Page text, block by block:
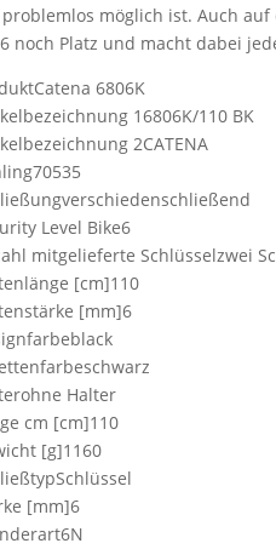
möglich ist. Auch
noch Platz und macht dabei
6806K
16806K/110 BK
2CATENA
Level Bike6
mitgelieferte Schlüsselzwei
[cm]110
[mm]6
Halter
cm [cm]110
[g]1160
[mm]6